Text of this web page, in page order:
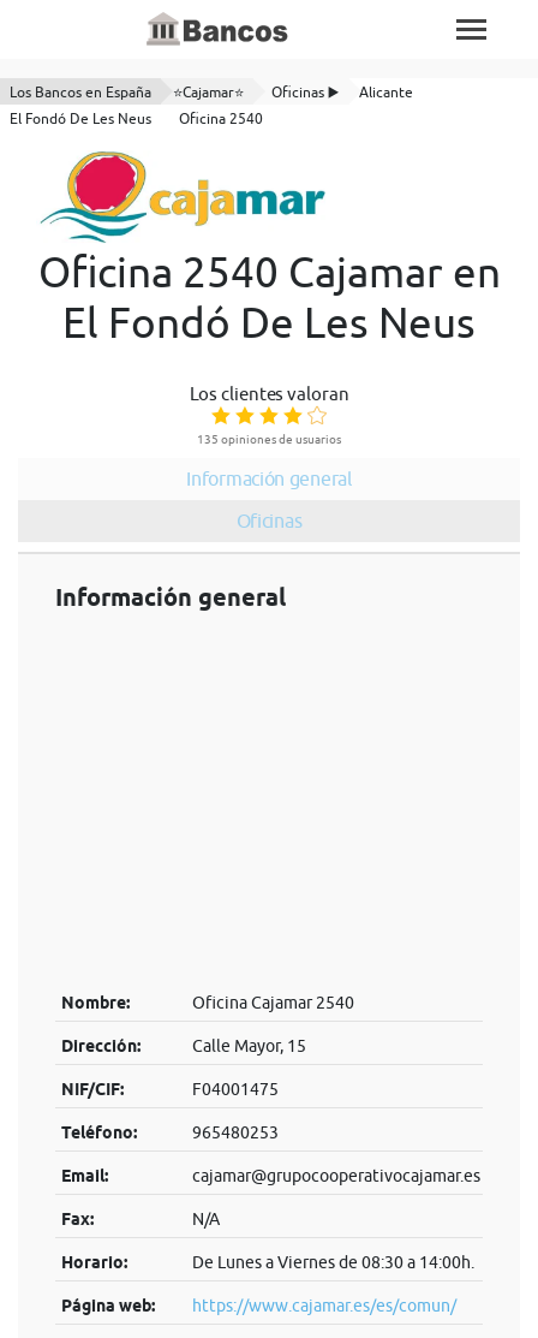
Los Bancos en España ⭐Cajamar⭐ Oficinas ▶️
Alicante
El Fondó De Les Neus
Oficina 2540
Oficina 2540 Cajamar en
El Fondó De Les Neus
Los clientes valoran
135 opiniones de usuarios
Información general
Oficinas
Información general
Nombre: Oficina Cajamar 2540
Dirección: Calle Mayor, 15
NIF/CIF: F04001475
Teléfono: 965480253
Email: cajamar@grupocooperativocajamar.es
Fax: N/A
Horario: De Lunes a Viernes de 08:30 a 14:00h.
Página web: https://www.cajamar.es/es/comun/